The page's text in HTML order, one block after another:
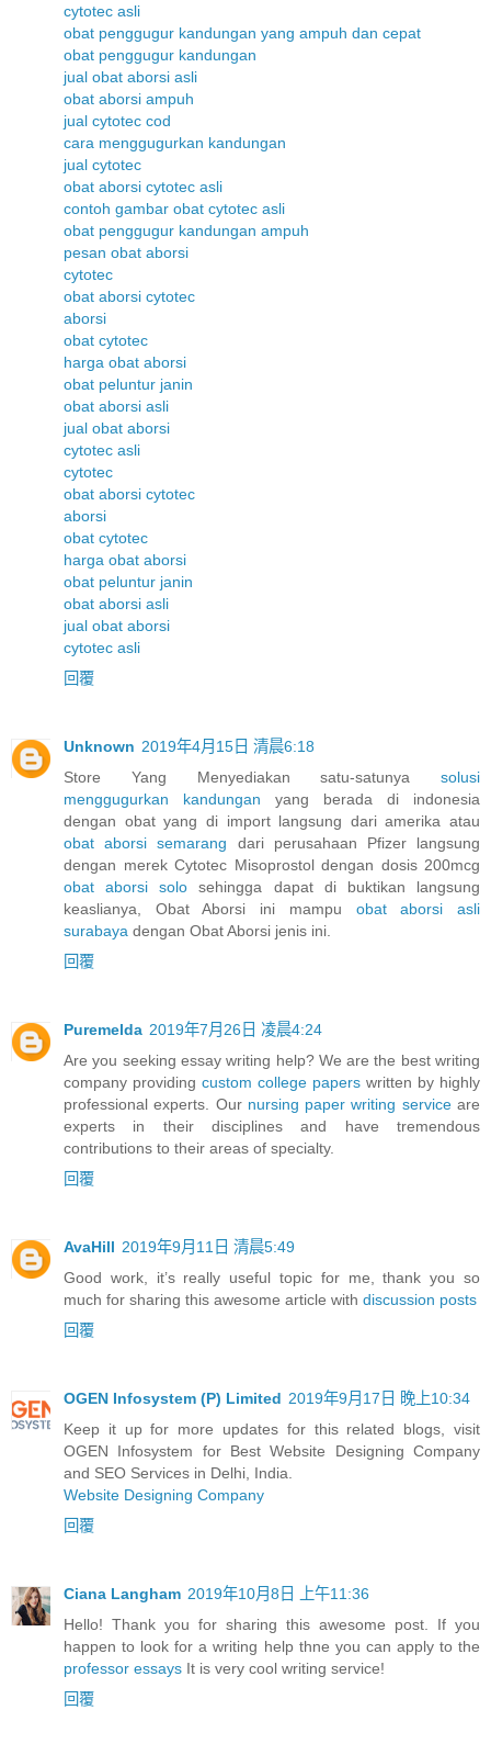
cytotec asli
obat penggugur kandungan yang ampuh dan cepat
obat penggugur kandungan
jual obat aborsi asli
obat aborsi ampuh
jual cytotec cod
cara menggugurkan kandungan
jual cytotec
obat aborsi cytotec asli
contoh gambar obat cytotec asli
obat penggugur kandungan ampuh
pesan obat aborsi
cytotec
obat aborsi cytotec
aborsi
obat cytotec
harga obat aborsi
obat peluntur janin
obat aborsi asli
jual obat aborsi
cytotec asli
cytotec
obat aborsi cytotec
aborsi
obat cytotec
harga obat aborsi
obat peluntur janin
obat aborsi asli
jual obat aborsi
cytotec asli
回覆
Unknown 2019年4月15日 清晨6:18
Store Yang Menyediakan satu-satunya solusi
menggugurkan kandungan yang berada di indonesia
dengan obat yang di import langsung dari amerika atau
obat aborsi semarang dari perusahaan Pfizer langsung
dengan merek Cytotec Misoprostol dengan dosis 200mcg
obat aborsi solo sehingga dapat di buktikan langsung
keaslianya, Obat Aborsi ini mampu obat aborsi asli
surabaya dengan Obat Aborsi jenis ini.
回覆
Puremelda 2019年7月26日 凌晨4:24
Are you seeking essay writing help? We are the best writing
company providing custom college papers written by highly
professional experts. Our nursing paper writing serviceare
experts in their disciplines and have tremendous
contributions to their areas of specialty.
回覆
AvaHill 2019年9月11日 清晨5:49
Good work, it’s really useful topic for me, thank you so
much for sharing this awesome article with discussion posts
回覆
OGEN Infosystem (P) Limited 2019年9月17日 晚上10:34
Keep it up for more updates for this related blogs, visit
OGEN Infosystem for Best Website Designing Company
and SEO Services in Delhi, India.
Website Designing Company
回覆
Ciana Langham 2019年10月8日 上午11:36
Hello! Thank you for sharing this awesome post. If you
happen to look for a writing help thne you can apply to the
professor essays It is very cool writing service!
回覆